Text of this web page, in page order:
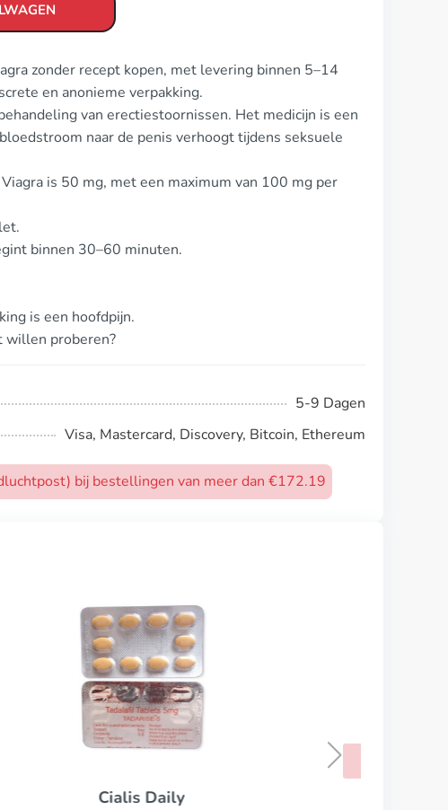
zonder recept kopen, met levering binnen 5–14
en anonieme verpakking.
van erectiestoornissen. Het medicijn is een
naar de penis verhoogt tijdens seksuele
is 50 mg, met een maximum van 100 mg per
binnen 30–60 minuten.
is een hoofdpijn.
willen proberen?
5-9 Dagen
Visa, Mastercard, Discovery, Bitcoin, Ethereum
bij bestellingen van meer dan €172.19
Kamagra